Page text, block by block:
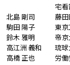
宅
北島 剛司
藤
駒田 陽子
東
鈴木 雅明
帝
高江洲 義和
琉
高橋 正也
労